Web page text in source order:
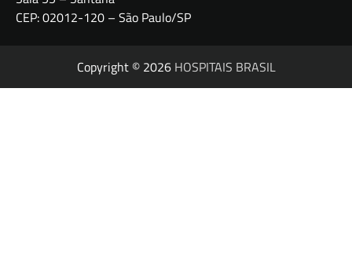
CEP: 02012-120 – São Paulo/SP
Copyright © 2026 HOSPITAIS BRASIL